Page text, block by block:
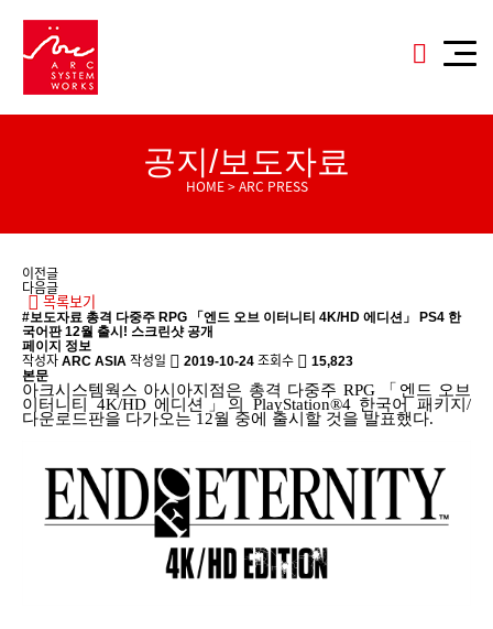
공지/보도자료
HOME > ARC PRESS
이전글
다음글
목록보기
#보도자료 총격 다중주 RPG 「엔드 오브 이터니티 4K/HD 에디션」 PS4 한
국어판 12월 출시! 스크린샷 공개
페이지 정보
작성자 ARC ASIA 작성일 2019-10-24 조회수
15,823
본문
아크시스템웍스 아시아지점은 총격 다중주 RPG 「 엔드 오브
이터니티 4K/HD에디션」의 PlayStation®4 한국어 패키지/
다운로드판을 다가오는 12월 중에 출시할 것을 발표했다.